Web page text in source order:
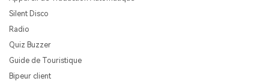
Silent Disco
Radio
Quiz Buzzer
Guide de Touristique
Bipeur client